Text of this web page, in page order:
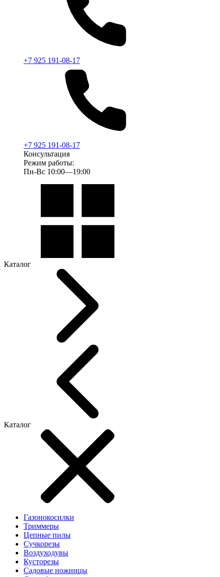
+7 925 191-08-17
+7 925 191-08-17
Консультация
Режим работы:
Пн-Вс 10:00—19:00
Каталог
Каталог
Газонокосилки
Триммеры
Цепные пилы
Cучкорезы
Воздуходувы
Кусторезы
Садовые ножницы